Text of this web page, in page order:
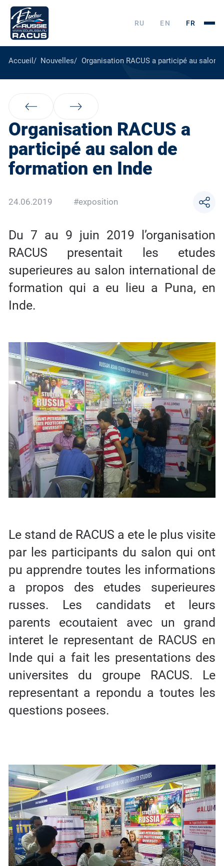
RU EN FR
Accueil Nouvelles Organisation RACUS a participé au salon
Organisation RACUS a
participé au salon de
formation en Inde
24.06.2019 #exposition
Du 7 au 9 juin 2019 l’organisation
RACUS presentait les etudes
superieures au salon international de
formation qui a eu lieu a Puna, en
Inde.
Le stand de RACUS a ete le plus visite
par les participants du salon qui ont
pu apprendre toutes les informations
a propos des etudes superieures
russes. Les candidats et leurs
parents ecoutaient avec un grand
interet le representant de RACUS en
Inde qui a fait les presentations des
universites du groupe RACUS. Le
representant a repondu a toutes les
questions posees.